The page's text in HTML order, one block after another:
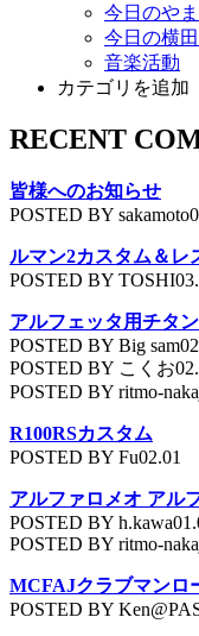
今日のや
今日の横
音楽活動
カテゴリを追加
RECENT
皆様へのお知らせ
POSTED BY
ルマン2カスタム＆レ
POSTED BY
アルフェッタ用チタ
POSTED BY Big
POSTED BY こくお
POSTED BY ritmo-
R100RSカスタム
POSTED BY Fu02.01
アルファロメオ アル
POSTED BY
POSTED BY ritmo-
MCFAJクラブマンロ
POSTED BY